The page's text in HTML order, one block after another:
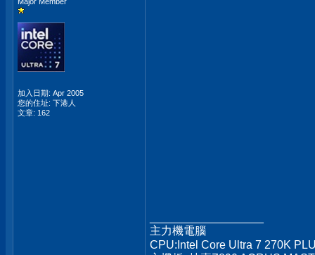
加入日期: Apr 2005
您的住址: 下港人
文章: 162
主力機電腦
CPU:Intel Core Ultra 7 270K